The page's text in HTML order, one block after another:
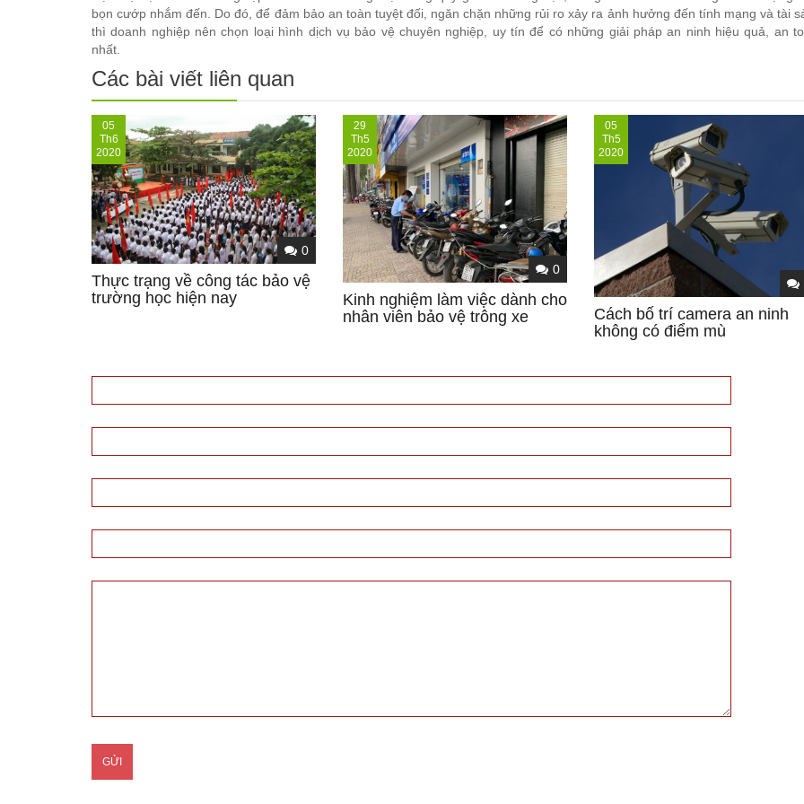
bọn cướp nhắm đến. Do đó, để đảm bảo an toàn tuyệt đối, ngăn chặn những rủi ro xảy ra ảnh hưởng đến tính mạng và tài
thì doanh nghiệp nên chọn loại hình dịch vụ bảo vệ chuyên nghiệp, uy tín để có những giải pháp an ninh hiệu quả, an
nhất.
Các bài viết liên quan
05
Th6
2020
0
Thực trạng về công tác bảo vệ
trường học hiện nay
29
Th5
2020
0
Kinh nghiệm làm việc dành cho
nhân viên bảo vệ trông xe
05
Th5
2020
Cách bố trí camera an ninh
không có điểm mù